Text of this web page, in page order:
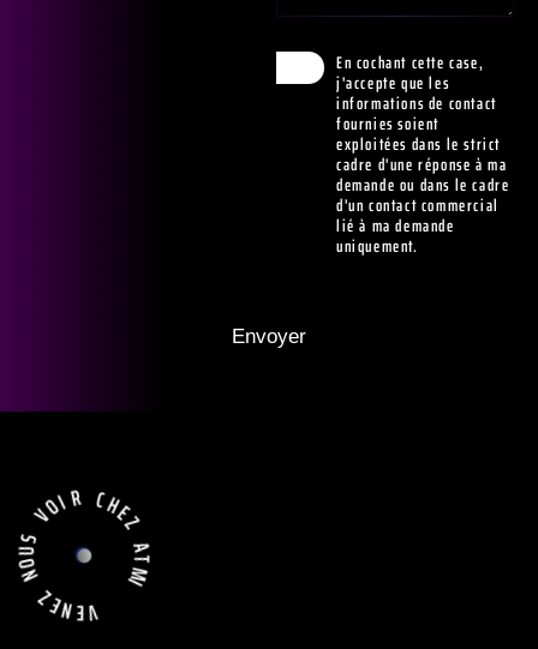
En cochant cette case,
j'accepte que les
informations de contact
fournies soient
exploitées dans le strict
cadre d'une réponse à ma
demande ou dans le cadre
d'un contact commercial
lié à ma demande
uniquement.
V
E
N
E
Z
N
O
U
S
V
O
IR CH
E
Z
A
T
M
I